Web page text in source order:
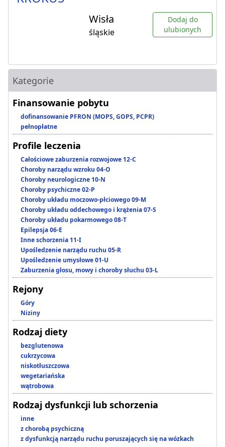
Wisła
śląskie
Dodaj do
ulubionych
Kategorie
Finansowanie pobytu
dofinansowanie PFRON (MOPS, GOPS, PCPR)
pełnopłatne
Profile leczenia
Całościowe zaburzenia rozwojowe 12-C
Choroby narządu wzroku 04-O
Choroby neurologiczne 10-N
Choroby psychiczne 02-P
Choroby układu moczowo-płciowego 09-M
Choroby układu oddechowego i krążenia 07-S
Choroby układu pokarmowego 08-T
Epilepsja 06-E
Inne schorzenia 11-I
Upośledzenie narządu ruchu 05-R
Upośledzenie umysłowe 01-U
Zaburzenia głosu, mowy i choroby słuchu 03-L
Rejony
Góry
Niziny
Rodzaj diety
bezglutenowa
cukrzycowa
niskotłuszczowa
wegetariańska
wątrobowa
Rodzaj dysfunkcji lub schorzenia
inne
z chorobą psychiczną
z dysfunkcją narządu ruchu poruszających się na wózkach